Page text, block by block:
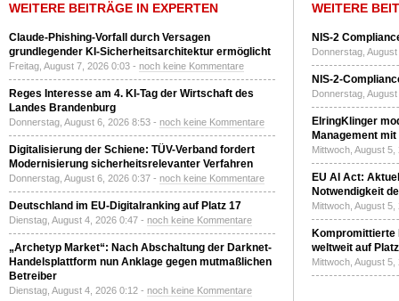
WEITERE BEITRÄGE IN EXPERTEN
Claude-Phishing-Vorfall durch Versagen
grundlegender KI-Sicherheitsarchitektur ermöglicht
Freitag, August 7, 2026 0:03 - noch keine Kommentare
Reges Interesse am 4. KI-Tag der Wirtschaft des
Landes Brandenburg
Donnerstag, August 6, 2026 8:53 - noch keine Kommentare
Digitalisierung der Schiene: TÜV-Verband fordert
Modernisierung sicherheitsrelevanter Verfahren
Donnerstag, August 6, 2026 0:37 - noch keine Kommentare
Deutschland im EU-Digitalranking auf Platz 17
Dienstag, August 4, 2026 0:47 - noch keine Kommentare
„Archetyp Market“: Nach Abschaltung der Darknet-
Handelsplattform nun Anklage gegen mutmaßlichen
Betreiber
Dienstag, August 4, 2026 0:12 - noch keine Kommentare
WEITERE
NIS-2
Donnerstag,
NIS-2-
Donnerstag,
ElringKlinger
Management
Mittwoch, August
EU AI Act:
Notwendigkeit
Mittwoch, August
Kompromittierte
weltweit auf
Mittwoch, August